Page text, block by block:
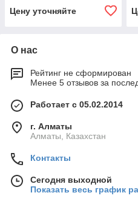
Цену уточняйте
О нас
Рейтинг не сформирован
Менее 5 отзывов за
Работает с 05.02.2014
г. Алматы
Алматы, Казахстан
Контакты
Сегодня выходной
Показать весь график